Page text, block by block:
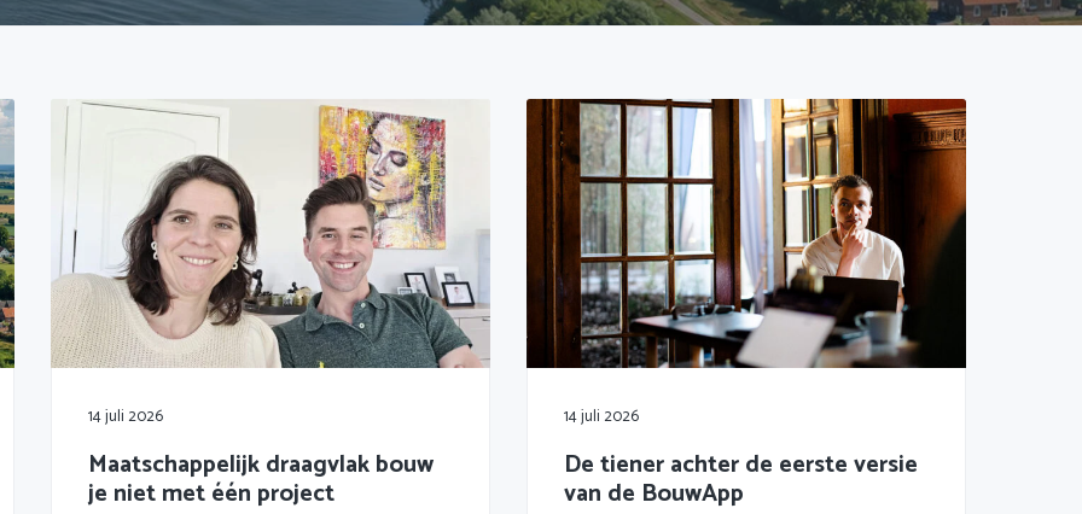
14 juli 2026
Maatschappelijk draagvlak bouw
je niet met één project
14 juli 2026
De tiener achter de eerste versie
van de BouwApp